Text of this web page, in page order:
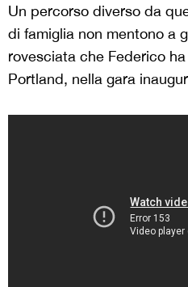
Un percorso diverso da
di famiglia non mentono a
rovesciata che Federico
Portland, nella gara